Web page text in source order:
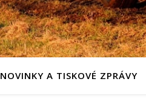
NOVINKY A TISKOVÉ ZPRÁVY